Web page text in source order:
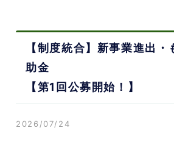
03-5835-2092
お客様事例
【制度統合】新事業進出・
助金
【第1回公募開始！】
2026/07/24